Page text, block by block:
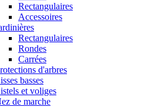
Rectangulaires
Accessoires
Rectangulaires
Rondes
Carrées
d'arbres
basses
et voliges
de marche